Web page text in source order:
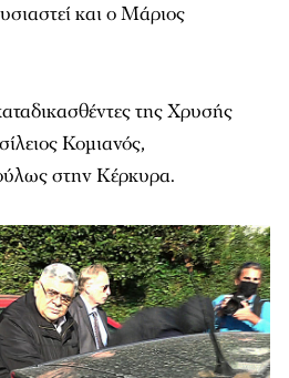
και ο Μάριος
της Χρυσής
Κομιανός,
στην Κέρκυρα.